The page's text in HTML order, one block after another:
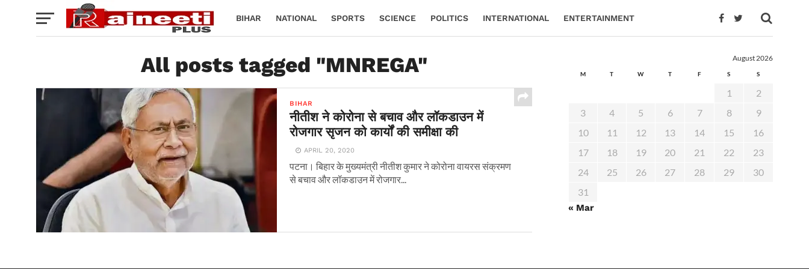
BIHAR NATIONAL SPORTS SCIENCE POLITICS INTERNATIONAL ENTERTAINMENT
All posts tagged "MNREGA"
BIHAR
नीतीश ने कोरोना से बचाव और लॉकडाउन में
रोजगार सृजन को कार्यों की समीक्षा की
APRIL 20, 2020
पटना। बिहार के मुख्यमंत्री नीतीश कुमार ने कोरोना वायरस संक्रमण
से बचाव और लॉकडाउन में रोजगार...
August 2026
M T W T F S S
1
2
3
4 5 6 7 8
9
10
11 12 13 14 15
16
17
18 19 20 21 22
23
24
25 26 27 28 29
30
31
« Mar